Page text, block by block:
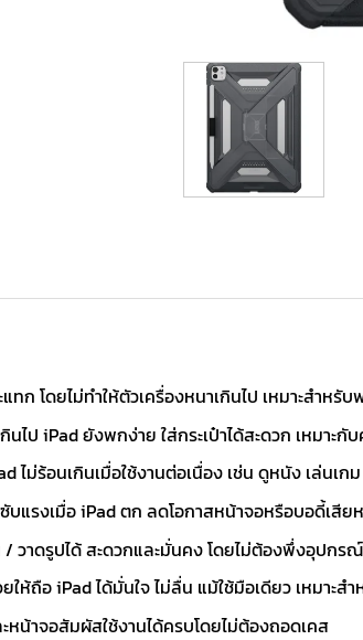
ก โดยไม่ทำให้ตัวเครื่องหนาเกินไป เหมาะสำหรั
นไป iPad ยังพกง่าย ใส่กระเป๋าได้สะดวก เหมา
ไม่ร้อนเกินเมื่อใช้งานต่อเนื่อง เช่น ดูหนัง เล่นเ
รงเมื่อ iPad ตก ลดโอกาสหน้าจอหรือบอดี้เสีย
วาดรูปได้ สะดวกและมั่นคง โดยไม่ต้องพึ่งอุปกร
อ iPad ได้มั่นใจ ไม่ลื่น แม้ใช้มือเดียว เหมาะส
น้าจอสัมผัสใช้งานได้ครบโดยไม่ต้องถอดเคส